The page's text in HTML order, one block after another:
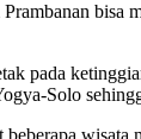
bisa
pada
Solo